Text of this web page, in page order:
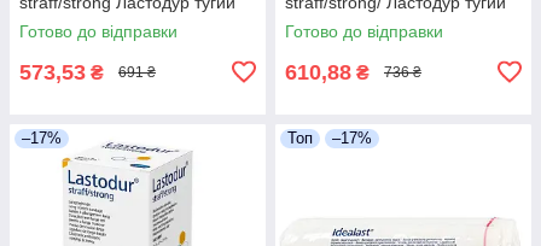
8см х 7м 1шт
Готово до відправки
573,53 ₴ 691 ₴
10см х 7м 1шт
Готово до відправки
610,88 ₴ 736 ₴
–17% Топ –17%